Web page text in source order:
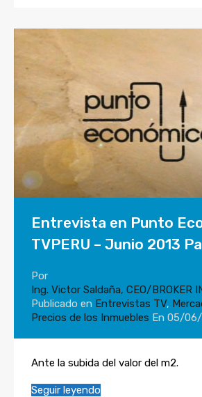
Entrevista en Punto
TVPERU – Junio 2013
Por
Ing. Victor Saldaña, CEO/BROKER
Publicado en Entrevistas TV,
Precios de los Inmuebles En 05/06/
Ante la subida del valor del m2.
Seguir leyendo